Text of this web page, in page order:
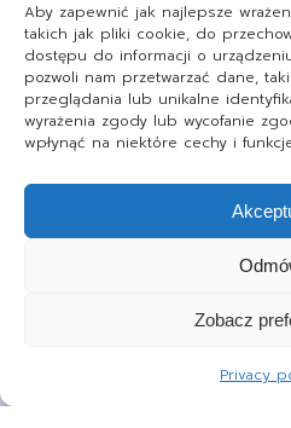
Aby zapewnić jak najlepsze
takich jak pliki cookie, do
dostępu do informacji o
pozwoli nam przetwarzać dane,
przeglądania lub unikalne
wyrażenia zgody lub wycofanie
wpłynąć na niektóre cechy i
Zobacz
Privacy